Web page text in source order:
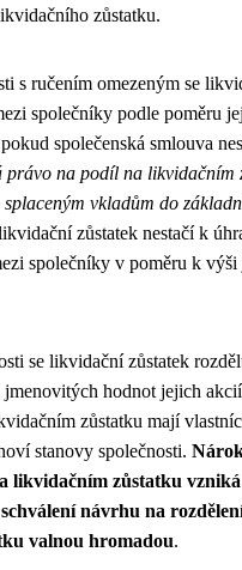
zůstatku.
s ručením omezeným se
společníky podle poměru
společenská smlouva
právo na podíl na likvidačním
vkladům do
zůstatek nestačí k
společníky v poměru k výši
se likvidační zůstatek
jmenovitých hodnot jejich
zůstatku mají
stanovy společnosti.
likvidačním zůstatku vzniká
návrhu na
valnou hromadou.